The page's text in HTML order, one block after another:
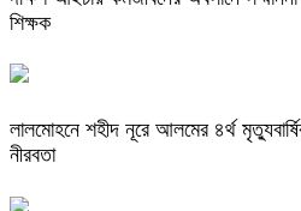
শিক্ষক
লালমোহনে শহীদ নূরে আলমের ৪র্থ
নীরবতা